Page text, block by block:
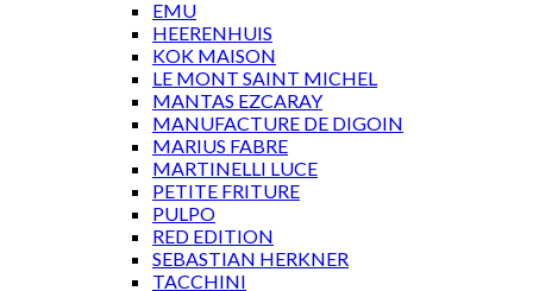
EMU
HEERENHUIS
KOK MAISON
LE MONT SAINT MICHEL
MANTAS EZCARAY
MANUFACTURE DE DIGOIN
MARIUS FABRE
MARTINELLI LUCE
PETITE FRITURE
PULPO
RED EDITION
SEBASTIAN HERKNER
TACCHINI